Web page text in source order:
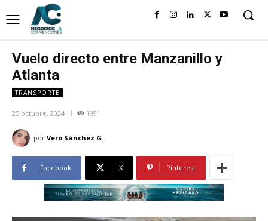
Vuelo directo entre Manzanillo y
Atlanta
TRANSPORTE
25 octubre, 2024 1891
por Vero Sánchez G.
Facebook X Pinterest